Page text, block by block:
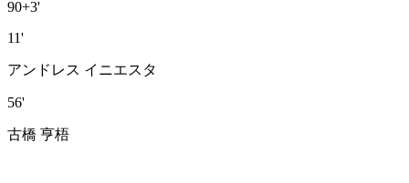
90+3'
11'
アンドレス イニエスタ
56'
古橋 亨梧